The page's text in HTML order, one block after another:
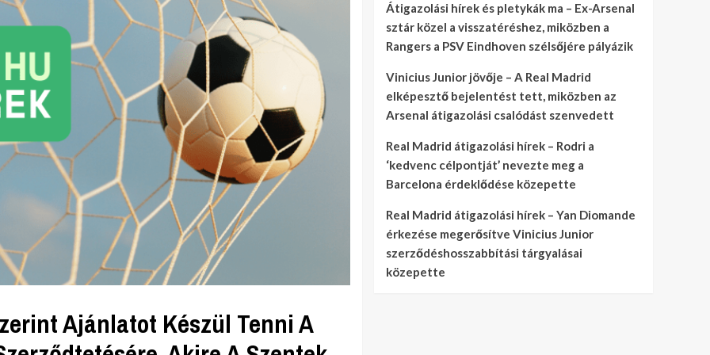
Ajánlatot Készül Tenni A
Átigazolási hírek és pletykák ma – Ex-Arsenal
sztár közel a visszatéréshez, miközben a
Rangers a PSV Eindhoven szélsőjére pályázik
Vinicius Junior jövője – A Real Madrid
elképesztő bejelentést tett, miközben az
Arsenal átigazolási csalódást szenvedett
Real Madrid átigazolási hírek – Rodri a
‘kedvenc célpontját’ nevezte meg a
Barcelona érdeklődése közepette
Real Madrid átigazolási hírek – Yan Diomande
érkezése megerősítve Vinicius Junior
szerződéshosszabbítási tárgyalásai
közepette